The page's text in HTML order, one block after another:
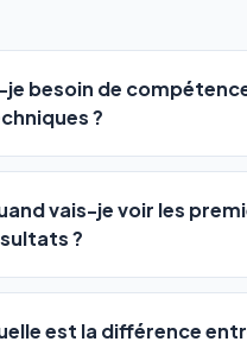
je besoin de
?
pas. Notre logiciel a été
àtous les profils:
auto-entrepreneurs,
— vous renseignez
votre activité, et le
vais-je voir les
?
de nos utilisateurs
de leur positionnement
est la différence